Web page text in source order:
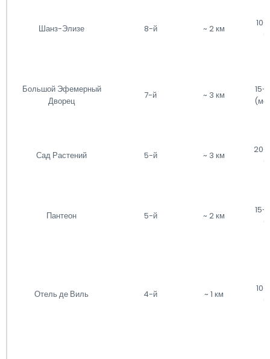
Шанз-Элизе 8-й ~ 2 км
10-
Большой Эфемерный
Дворец
7-й ~ 3 км
15-
Сад Растений 5-й ~ 3 км
20-
Пантеон 5-й ~ 2 км
15-
Отель де Виль 4-й ~ 1 км
10-